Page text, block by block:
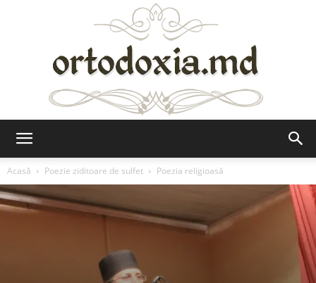
Acasă
Poezie ziditoare de sulfet Poezia religioasă